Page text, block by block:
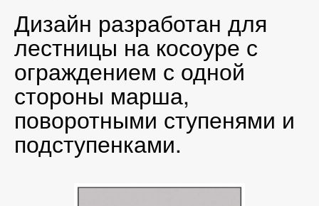
Дизайн разработан для
лестницы на косоуре с
ограждением с одной
стороны марша,
поворотными ступенями и
подступенками.